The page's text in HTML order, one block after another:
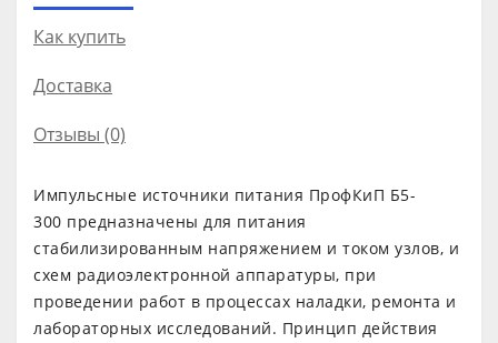
Как купить
Доставка
Отзывы (0)
Импульсные источники питания ПрофКиП Б5-
300 предназначены для питания
стабилизированным напряжением и током узлов, и
схем радиоэлектронной аппаратуры, при
проведении работ в процессах наладки, ремонта и
лабораторных исследований. Принцип действия